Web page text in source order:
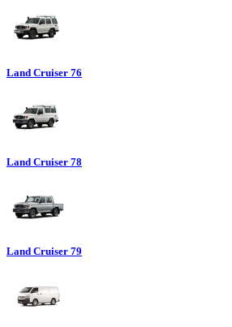
Land Cruiser 76
Land Cruiser 78
Land Cruiser 79